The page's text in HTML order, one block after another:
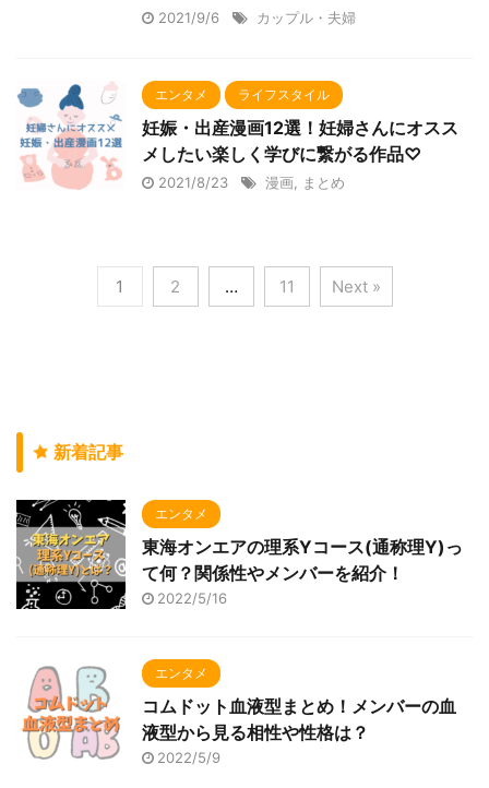
2021/9/6 カップル・夫婦
エンタメ ライフスタイル
妊娠・出産漫画12選！妊婦さんにオスス
メしたい楽しく学びに繋がる作品♡
2021/8/23 漫画 まとめ
1 2 … 11 Next »
新着記事
エンタメ
東海オンエアの理系Yコース(通称理Y)っ
て何？関係性やメンバーを紹介！
2022/5/16
エンタメ
コムドット血液型まとめ！メンバーの血
液型から見る相性や性格は？
2022/5/9